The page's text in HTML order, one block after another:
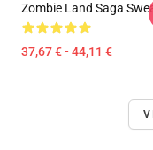
Zombie Land Saga
37,67 € - 44,11 €